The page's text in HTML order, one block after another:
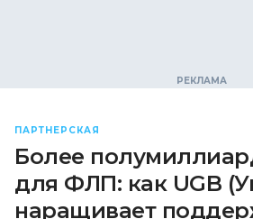
ПАРТНЕРСКАЯ
Более
для ФЛП: как UGB
наращивает